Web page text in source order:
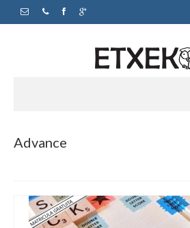
Horarios y precios
Advance